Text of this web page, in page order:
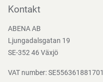
Bli kund
Nedladdningar
Kontakt
ABENA AB
Ljungadalsgatan 19
SE-352 46 Växjö
VAT number: SE556361881701